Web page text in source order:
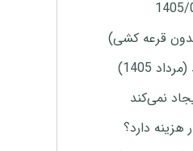
1405)
نمی‌کند
دارد؟